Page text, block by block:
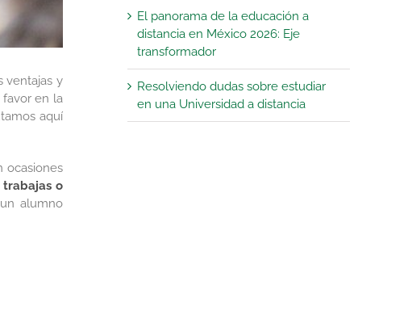
ventajas y
favor en la
aquí
ocasiones
trabajas o
alumno
El panorama de la educación a
distancia en México 2026: Eje
transformador
Resolviendo dudas sobre estudiar
en una Universidad a distancia